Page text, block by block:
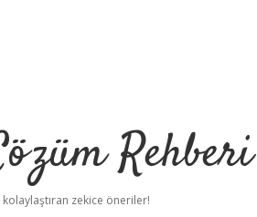
Rehberi
kolaylaştıran zekice öneriler!